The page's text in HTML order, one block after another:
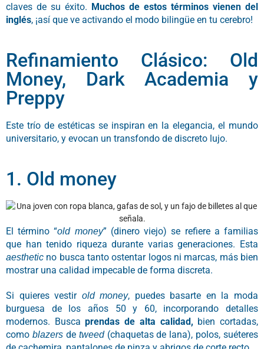
claves de su éxito. Muchos de estos términos vienen del
inglés, ¡así que ve activando el modo bilingüe en tu cerebro!
Refinamiento Clásico: Old
Money, Dark Academia y
Preppy
Este trío de estéticas se inspiran en la elegancia, el mundo
universitario, y evocan un transfondo de discreto lujo.
1. Old money
El término “old money” (dinero viejo) se refiere a familias
que han tenido riqueza durante varias generaciones. Esta
aesthetic no busca tanto ostentar logos ni marcas, más bien
mostrar una calidad impecable de forma discreta.
Si quieres vestir old money, puedes basarte en la moda
burguesa de los años 50 y 60, incorporando detalles
modernos. Buscaprendas de alta calidad, bien cortadas,
como blazersde tweed(chaquetas de lana), polos, suéteres